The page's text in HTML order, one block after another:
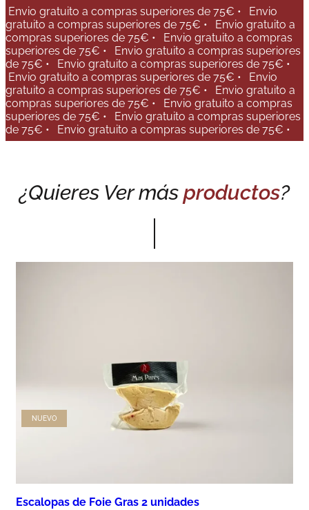
Envio gratuito a compras superiores de 75€ •
Envio
gratuito a compras superiores de 75€ •
Envio gratuito a
compras superiores de 75€ •
Envio gratuito a compras
superiores de 75€ •
Envio gratuito a compras superiores
de 75€ •
Envio gratuito a compras superiores de 75€ •
Envio gratuito a compras superiores de 75€ •
Envio
gratuito a compras superiores de 75€ •
Envio gratuito a
compras superiores de 75€ •
Envio gratuito a compras
superiores de 75€ •
Envio gratuito a compras superiores
de 75€ •
Envio gratuito a compras superiores de 75€ •
¿Quieres Ver más productos?
NUEVO
Escalopas de Foie Gras 2 unidades